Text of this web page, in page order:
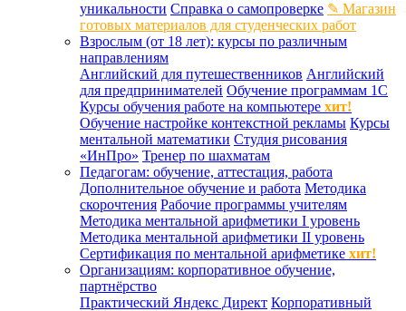
уникальности Справка о самопроверке ✎ Магазин
готовых материалов для студенческих работ
Взрослым (от 18 лет): курсы по различным
направлениям
Английский для путешественников Английский
для предпринимателей Обучение программам 1С
Курсы обучения работе на компьютере хит!
Обучение настройке контекстной рекламы Курсы
ментальной математики Студия рисования
«ИнПро» Тренер по шахматам
Педагогам: обучение, аттестация, работа
Дополнительное обучение и работа Методика
скорочтения Рабочие программы учителям
Методика ментальной арифметики I уровень
Методика ментальной арифметики II уровень
Сертификация по ментальной арифметике хит!
Организациям: корпоративное обучение,
партнёрство
Практический Яндекс Директ Корпоративный